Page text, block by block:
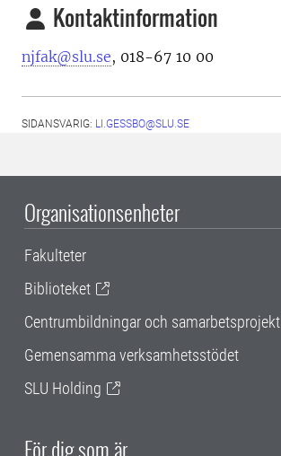
Kontaktinformation
njfak@slu.se, 018-67 10 00
SIDANSVARIG: LI.GESSBO@SLU.SE
Organisationsenheter
Fakulteter
Biblioteket
Centrumbildningar och samarbetsprojekt
Gemensamma verksamhetsstödet
SLU Holding
För dig som är